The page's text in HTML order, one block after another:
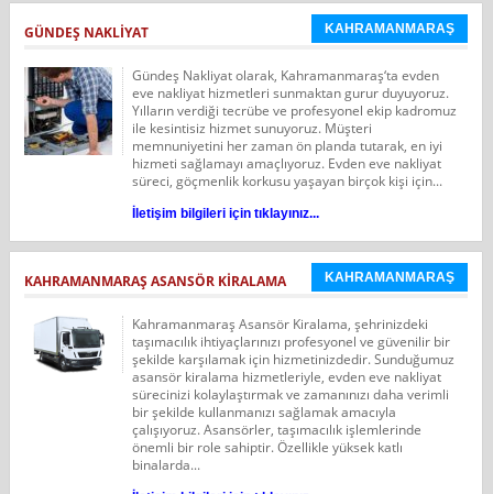
GÜNDEŞ NAKLIYAT KAHRAMANMARAŞ
Gündeş Nakliyat olarak, Kahramanmaraş‘ta evden
eve nakliyat hizmetleri sunmaktan gurur duyuyoruz.
Yılların verdiği tecrübe ve profesyonel ekip kadromuz
ile kesintisiz hizmet sunuyoruz. Müşteri
memnuniyetini her zaman ön planda tutarak, en iyi
hizmeti sağlamayı amaçlıyoruz. Evden eve nakliyat
süreci, göçmenlik korkusu yaşayan birçok kişi için...
İletişim bilgileri için tıklayınız...
KAHRAMANMARAŞ ASANSÖR KIRALAMA KAHRAMANMARAŞ
Kahramanmaraş Asansör Kiralama, şehrinizdeki
taşımacılık ihtiyaçlarınızı profesyonel ve güvenilir bir
şekilde karşılamak için hizmetinizdedir. Sunduğumuz
asansör kiralama hizmetleriyle, evden eve nakliyat
sürecinizi kolaylaştırmak ve zamanınızı daha verimli
bir şekilde kullanmanızı sağlamak amacıyla
çalışıyoruz. Asansörler, taşımacılık işlemlerinde
önemli bir role sahiptir. Özellikle yüksek katlı
binalarda...